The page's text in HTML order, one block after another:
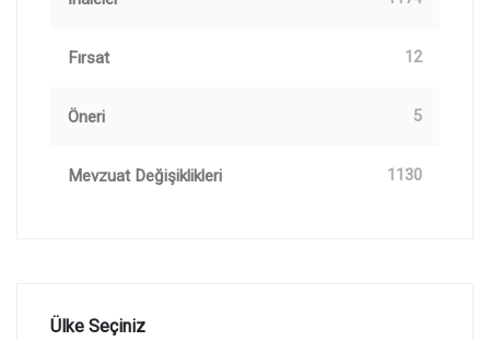
Fırsat 12
Öneri 5
Mevzuat Değişiklikleri 1130
Ülke Seçiniz